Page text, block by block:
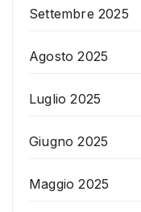
Settembre 2025
Agosto 2025
Luglio 2025
Giugno 2025
Maggio 2025